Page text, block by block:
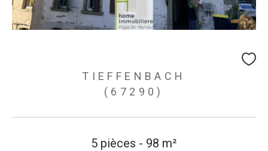
TIEFFENBACH
(67290)
5 pièces - 98 m²